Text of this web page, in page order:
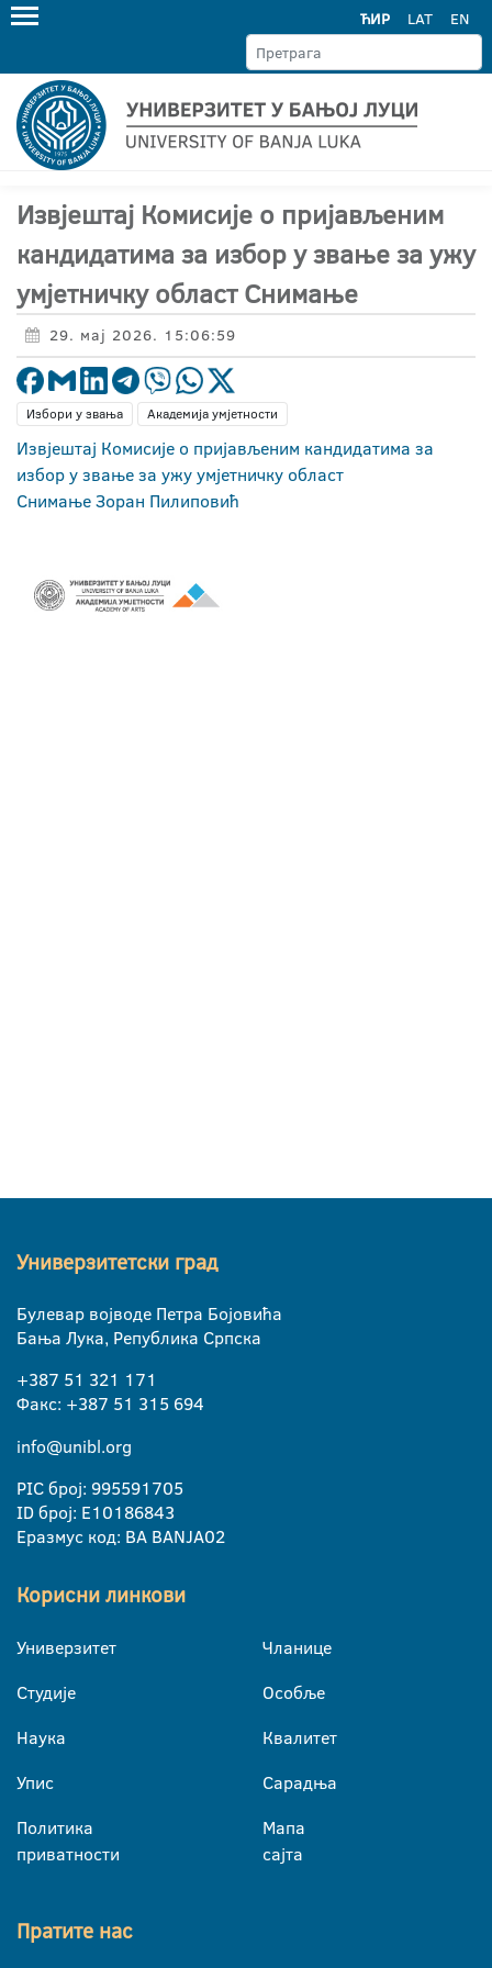
ЋИР LAT EN
Извјештај Комисије о пријављеним
кандидатима за избор у звање за ужу
умјетничку област Снимање
29. мај 2026. 15:06:59
Избори у звања Академија умјетности
Извјештај Комисије о пријављеним кандидатима за
избор у звање за ужу умјетничку област
Снимање Зоран Пилиповић
Универзитетски град
Булевар војводе Петра Бојовића
Бања Лука, Република Српска
+387 51 321 171
Факс: +387 51 315 694
info@unibl.org
PIC број: 995591705
ID број: E10186843
Еразмус код: BA BANJA02
Корисни линкови
Универзитет
Студије
Наука
Упис
Политика
приватности
Чланице
Особље
Квалитет
Сарадња
Мапа
сајта
Пратите нас